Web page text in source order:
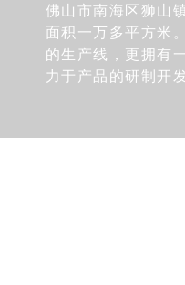
佛山市南海区狮山
面积一万多平方米
的生产线，更拥有
力于产品的研制开发